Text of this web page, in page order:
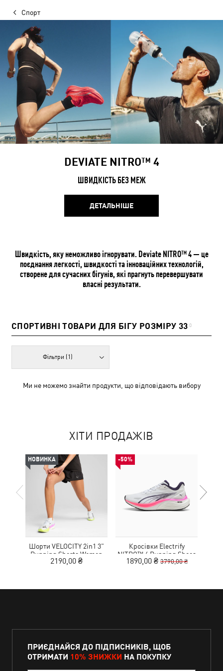
Спорт
DEVIATE NITRO™ 4
ШВИДКІСТЬ БЕЗ МЕЖ
ДЕТАЛЬНІШЕ
Швидкість, яку неможливо ігнорувати. Deviate NITRO™ 4 — це
поєднання легкості, швидкості та інноваційних технологій,
створене для сучасних бігунів, які прагнуть перевершувати
власні результати.
СПОРТИВНІ ТОВАРИ ДЛЯ БІГУ РОЗМІРУ 33 0
Фільтри (1)
Ми не можемо знайти продукти, що відповідають вибору
ХІТИ ПРОДАЖІВ
НОВИНКА
Шорти VELOCITY 2in1 3"
Running Shorts Women
2190,00 ₴
-50%
Кросівки Electrify
NITRO™ 4 Running Shoes
Youth
1890,00 ₴ 3790,00 ₴
ПРИЄДНАЙСЯ ДО ПІДПИСНИКІВ, ЩОБ
ОТРИМАТИ 10% ЗНИЖКИ НА ПОКУПКУ